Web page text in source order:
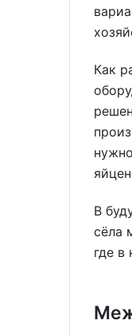
Как
В
сёла
где в